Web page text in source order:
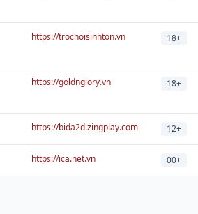
https://trochoisinhton.vn 18+
https://goldnglory.vn 18+
https://bida2d.zingplay.com 12+
https://ica.net.vn 00+